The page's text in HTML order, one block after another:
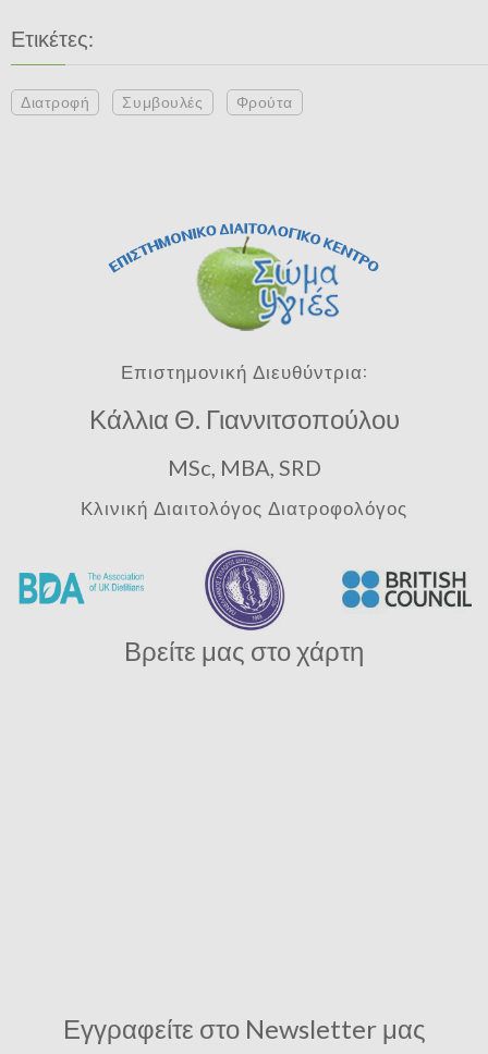
Ετικέτες:
Διατροφή Συμβουλές Φρούτα
Επιστημονική Διευθύντρια:
Κάλλια Θ. Γιαννιτσοπούλου
MSc, MBA, SRD
Κλινική Διαιτολόγος Διατροφολόγος
Βρείτε μας στο χάρτη
Εγγραφείτε στο Newsletter μας